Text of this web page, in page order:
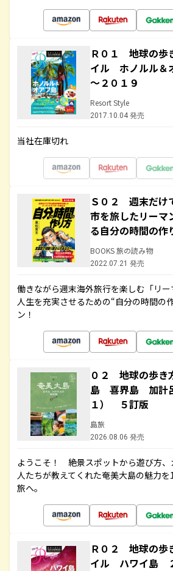
Ｒ０１ 地球の歩
イル ホノルル＆
～２０１９
Resort Style
2017.10.04 発売
当社在庫切れ
Ｓ０２ 週末だけ
市を旅したリーマ
る自分の時間の作
BOOKS 旅の読み物
2022.07.21 発売
働きながら週末海外旅行を楽しむ「リー
人生を充実させるための“自分の時間の
ン！
０２ 地球の歩
島 喜界島 加計
１） ５訂版
島旅
2026.08.06 発売
ようこそ！ 絶景スポットから遊び方、
人たちが教えてくれた奄美大島の魅力
旅へ。
Ｒ０２ 地球の歩
イル ハワイ島